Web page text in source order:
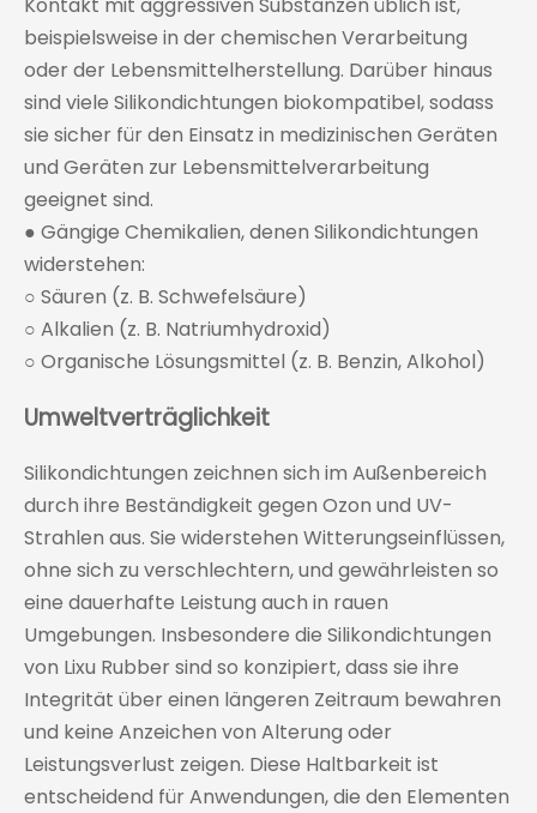
beispielsweise in der chemischen Verarbeitung
oder der Lebensmittelherstellung. Darüber hinaus
sind viele Silikondichtungen biokompatibel, sodass
sie sicher für den Einsatz in medizinischen Geräten
und Geräten zur Lebensmittelverarbeitung
geeignet sind.
● Gängige Chemikalien, denen Silikondichtungen
widerstehen:
○ Säuren (z. B. Schwefelsäure)
○ Alkalien (z. B. Natriumhydroxid)
○ Organische Lösungsmittel (z. B. Benzin, Alkohol)
Umweltverträglichkeit
Silikondichtungen zeichnen sich im Außenbereich
durch ihre Beständigkeit gegen Ozon und UV-
Strahlen aus. Sie widerstehen Witterungseinflüssen,
ohne sich zu verschlechtern, und gewährleisten so
eine dauerhafte Leistung auch in rauen
Umgebungen. Insbesondere die Silikondichtungen
von Lixu Rubber sind so konzipiert, dass sie ihre
Integrität über einen längeren Zeitraum bewahren
und keine Anzeichen von Alterung oder
Leistungsverlust zeigen. Diese Haltbarkeit ist
entscheidend für Anwendungen, die den Elementen